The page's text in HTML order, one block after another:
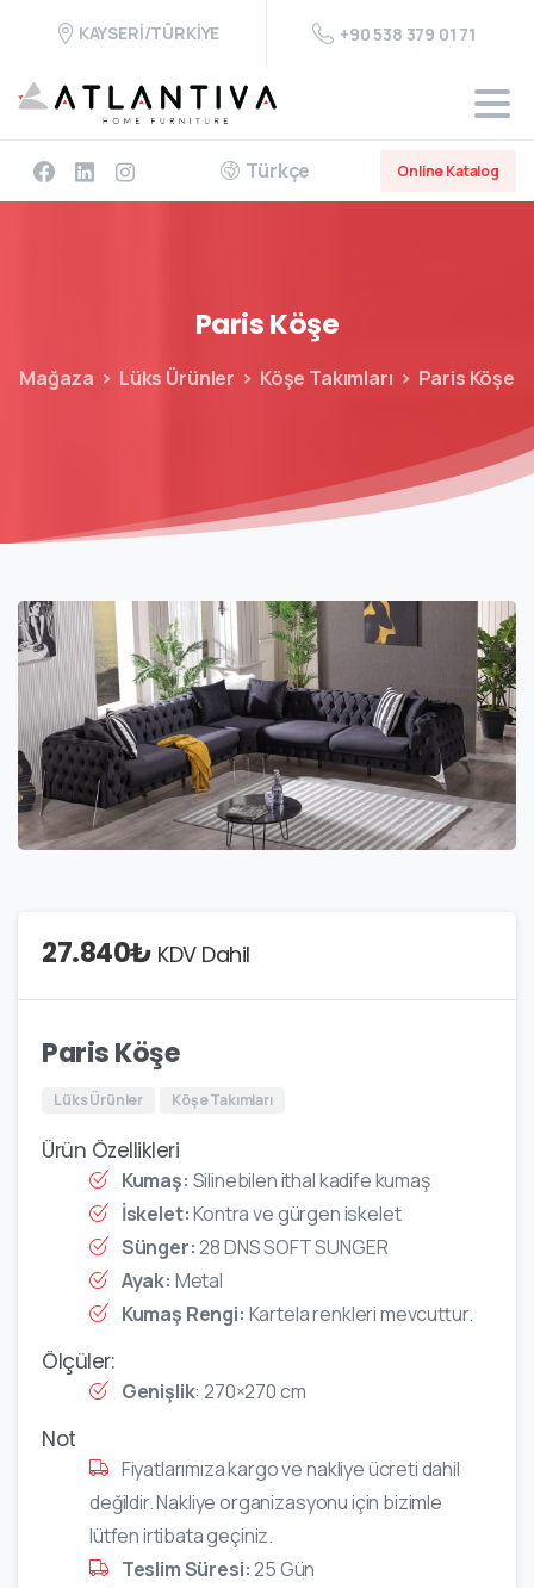
KAYSERİ/TÜRKİYE +90 538 379 01 71
Türkçe Online Katalog
ParisKöşe
Mağaza Lüks Ürünler Köşe Takımları Paris Köşe
27.840₺ KDV Dahil
Paris Köşe
Lüks Ürünler Köşe Takımları
Ürün Özellikleri
Kumaş: Silinebilen ithal kadife kumaş
İskelet:Kontra ve gürgen iskelet
Sünger:28 DNS SOFT SUNGER
Ayak: Metal
Kumaş Rengi: Kartela renkleri mevcuttur.
Ölçüler:
Genişlik: 270×270 cm
Not
Fiyatlarımıza kargo ve nakliye ücreti dahil
değildir. Nakliye organizasyonu için bizimle
lütfen irtibata geçiniz.
Teslim Süresi:25 Gün